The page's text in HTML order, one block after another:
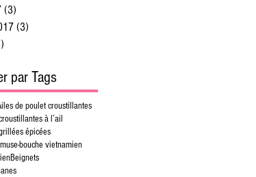
(3)
(3)
par Tags
de poulet croustillantes
à l’ail
épicées
bouche vietnamien
Beignets